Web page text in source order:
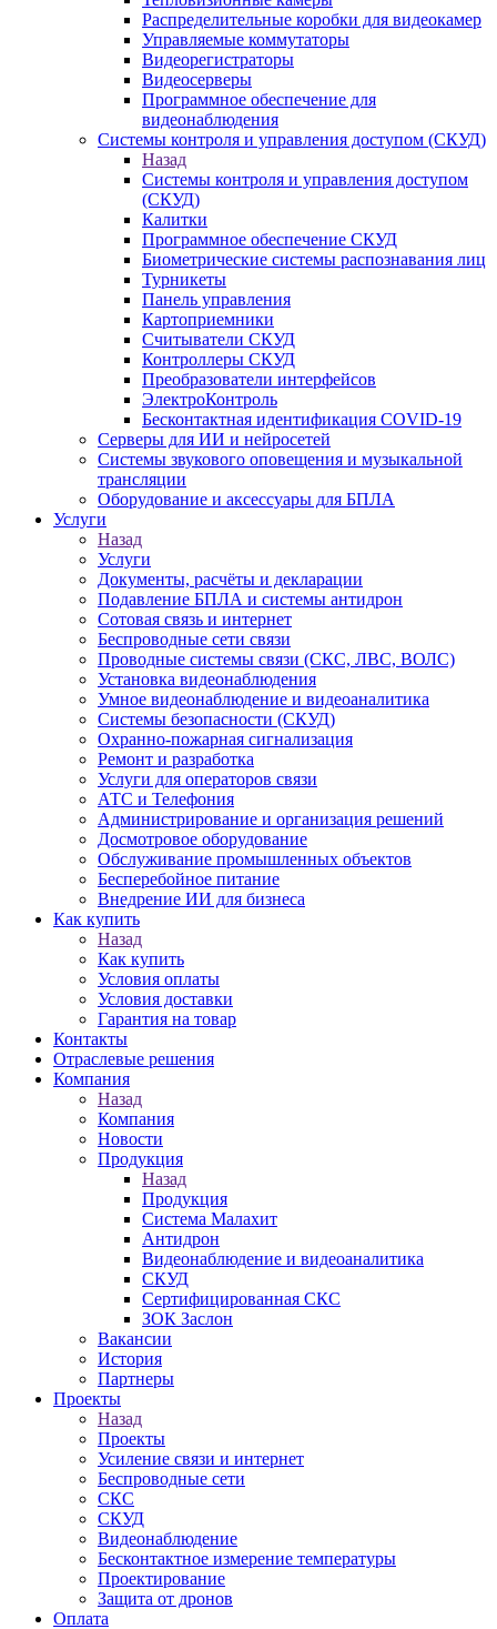
Распределительные коробки для видеокамер
Управляемые коммутаторы
Видеорегистраторы
Видеосерверы
Программное обеспечение для
видеонаблюдения
Системы контроля и управления доступом (СКУД)
Назад
Системы контроля и управления доступом
(СКУД)
Калитки
Программное обеспечение СКУД
Биометрические системы распознавания лиц
Турникеты
Панель управления
Картоприемники
Считыватели СКУД
Контроллеры СКУД
Преобразователи интерфейсов
ЭлектроКонтроль
Бесконтактная идентификация COVID-19
Серверы для ИИ и нейросетей
Системы звукового оповещения и музыкальной
трансляции
Оборудование и аксессуары для БПЛА
Услуги
Назад
Услуги
Документы, расчёты и декларации
Подавление БПЛА и системы антидрон
Сотовая связь и интернет
Беспроводные сети связи
Проводные системы связи (СКС, ЛВС, ВОЛС)
Установка видеонаблюдения
Умное видеонаблюдение и видеоаналитика
Системы безопасности (СКУД)
Охранно-пожарная сигнализация
Ремонт и разработка
Услуги для операторов связи
АТС и Телефония
Администрирование и организация решений
Досмотровое оборудование
Обслуживание промышленных объектов
Бесперебойное питание
Внедрение ИИ для бизнеса
Как купить
Назад
Как купить
Условия оплаты
Условия доставки
Гарантия на товар
Контакты
Отраслевые решения
Компания
Назад
Компания
Новости
Продукция
Назад
Продукция
Система Малахит
Антидрон
Видеонаблюдение и видеоаналитика
СКУД
Сертифицированная СКС
ЗОК Заслон
Вакансии
История
Партнеры
Проекты
Назад
Проекты
Усиление связи и интернет
Беспроводные сети
СКС
СКУД
Видеонаблюдение
Бесконтактное измерение температуры
Проектирование
Защита от дронов
Оплата